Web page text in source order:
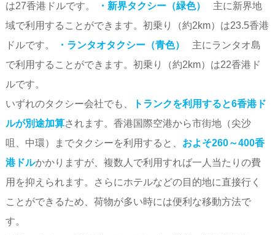
は27香港ドルです。
・新界タクシー（緑色）
主に新界地
域で利用することができます。初乗り（約2km）は23.5香港
ドルです。
・ランタオタクシー（青色）
主にランタオ島
で利用することができます。初乗り（約2km）は22香港ド
ルです。
いずれのタクシー会社でも、
トランクを利用すると6香港ド
ルが別途加算されます。香港国際空港から市街地（尖沙
咀、中環）までタクシーを利用すると、 およそ260～400香
港ドルかかりますが、複数人で利用すれば一人当たりの費
用を抑えられます。さらにホテルなどの目的地に直接行く
ことができるため、荷物が多い時には便利な移動方法で
す。